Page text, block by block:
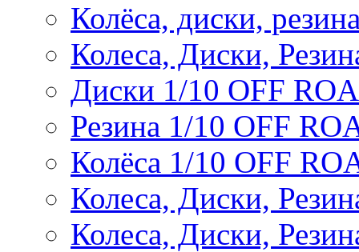
Колёса, диски,
Колеса, Диски,
Диски 1/10 OFF
Резина 1/10 OFF
Колёса 1/10 OFF
Колеса, Диски,
Колеса, Диски,